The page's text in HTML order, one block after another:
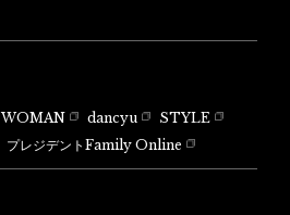
WOMAN dancyu
STYLE
プレジデントFamily Online